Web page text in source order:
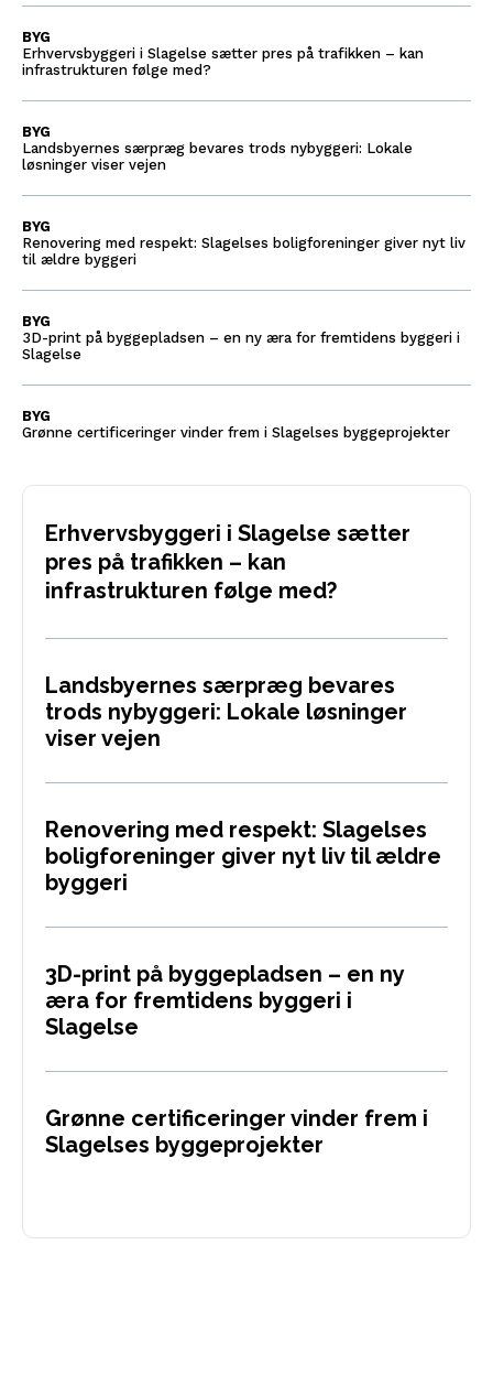
Erhvervsbyggeri i Slagelse sætter pres på trafikken – kan
infrastrukturen følge med?
BYG
Landsbyernes særpræg bevares trods nybyggeri: Lokale
løsninger viser vejen
BYG
Renovering med respekt: Slagelses boligforeninger giver nyt liv
til ældre byggeri
BYG
3D-print på byggepladsen – en ny æra for fremtidens byggeri i
Slagelse
BYG
Grønne certificeringer vinder frem i Slagelses byggeprojekter
BYG
Erhvervsbyggeri i Slagelse sætter
pres på trafikken – kan
infrastrukturen følge med?
Landsbyernes særpræg bevares
trods nybyggeri: Lokale løsninger
viser vejen
Renovering med respekt: Slagelses
boligforeninger giver nyt liv til ældre
byggeri
3D-print på byggepladsen – en ny
æra for fremtidens byggeri i
Slagelse
Grønne certificeringer vinder frem i
Slagelses byggeprojekter